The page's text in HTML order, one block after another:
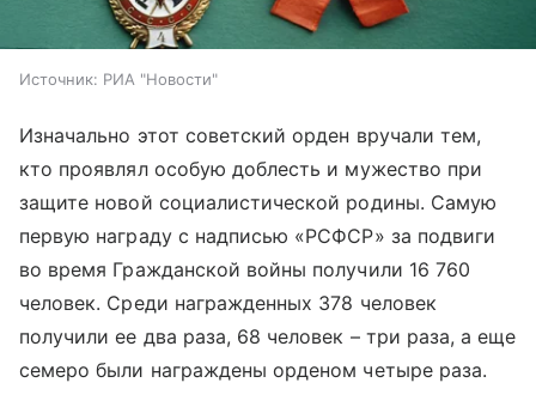
Источник: РИА "Новости"
Изначально этот советский орден вручали тем,
кто проявлял особую доблесть и мужество при
защите новой социалистической родины. Самую
первую награду с надписью «РСФСР» за подвиги
во время Гражданской войны получили 16 760
человек. Среди награжденных 378 человек
получили ее два раза, 68 человек – три раза, а еще
семеро были награждены орденом четыре раза.